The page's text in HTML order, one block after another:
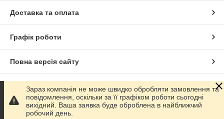
Доставка та оплата
Графік роботи
Повна версія сайту
Сайт створено на маркетплейсі Prom.ua
Політика конфіденційності
Зараз компанія не може швидко обробляти замовлення та
повідомлення, оскільки за її графіком роботи сьогодні
вихідний. Ваша заявка буде оброблена в найближчий
робочий день.